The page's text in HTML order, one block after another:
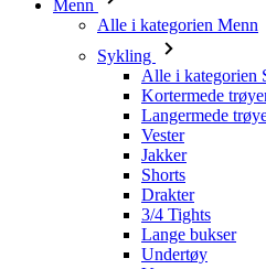
Langermede trøyer
Vester
Jakker
Shorts
Drakter
3/4 Tights
Lange bukser
Undertøy
Varmere
Caps
Hansker
Sokker
Tilbehør